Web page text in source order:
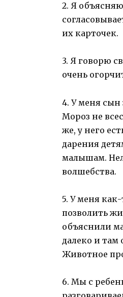
2. Я
их карточек.
3. Я говорю
очень
4. У меня сын
Мороз не
же, у него
дарения
малышам.
волшебства.
5. У меня
позволить
объяснили
далеко и там
Животное
6. Мы с